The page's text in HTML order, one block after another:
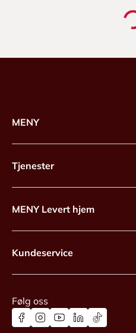
MENY
Tjenester
MENY Levert hjem
Kundeservice
Følg oss